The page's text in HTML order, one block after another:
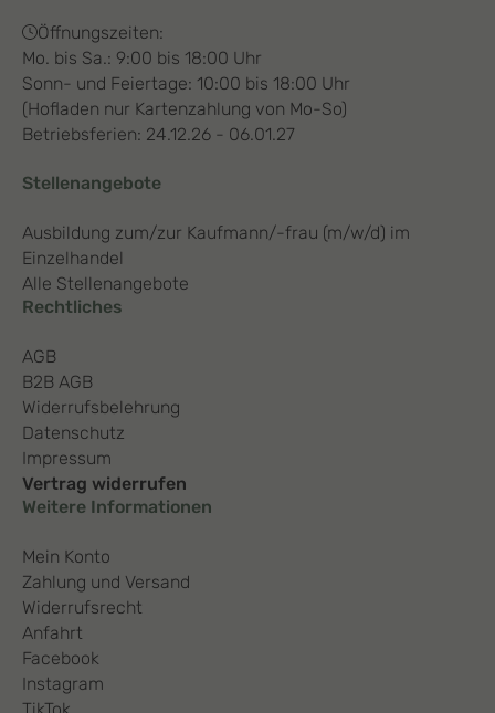
Öffnungszeiten:
Mo. bis Sa.: 9:00 bis 18:00 Uhr
Sonn- und Feiertage: 10:00 bis 18:00 Uhr
(Hofladen nur Kartenzahlung von Mo-So)
Betriebsferien: 24.12.26 - 06.01.27
Stellenangebote
Ausbildung zum/zur Kaufmann/-frau (m/w/d) im
Einzelhandel
Alle Stellenangebote
Rechtliches
AGB
B2B AGB
Widerrufsbelehrung
Datenschutz
Impressum
Vertrag widerrufen
Weitere Informationen
Mein Konto
Zahlung und Versand
Widerrufsrecht
Anfahrt
Facebook
Instagram
TikTok